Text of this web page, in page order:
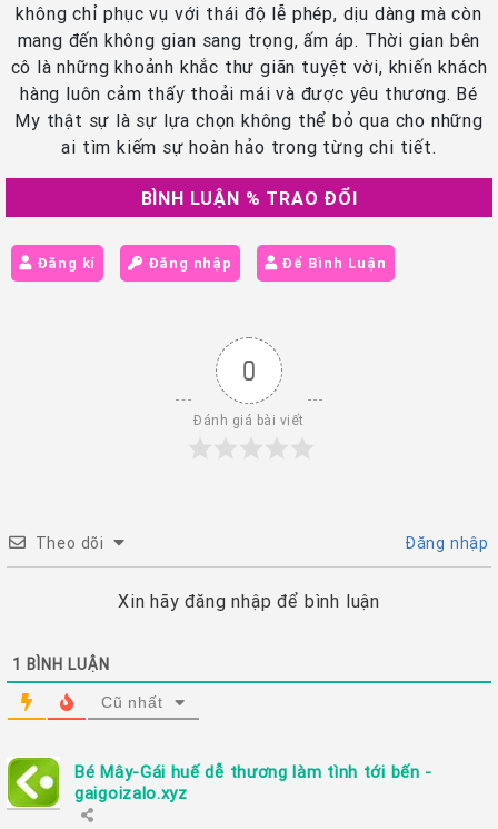
không chỉ phục vụ với thái độ lễ phép, dịu dàng mà còn
mang đến không gian sang trọng, ấm áp. Thời gian bên
cô là những khoảnh khắc thư giãn tuyệt vời, khiến khách
hàng luôn cảm thấy thoải mái và được yêu thương. Bé
My thật sự là sự lựa chọn không thể bỏ qua cho những
ai tìm kiếm sự hoàn hảo trong từng chi tiết.
BÌNH LUẬN % TRAO ĐỔI
Đăng kí Đăng nhập Để Bình Luận
0
Đánh giá bài viết
Theo dõi Đăng nhập
Xin hãy đăng nhập để bình luận
1 BÌNH LUẬN
Cũ nhất
Bé Mây-Gái huế dễ thương làm tình tới bến -
gaigoizalo.xyz